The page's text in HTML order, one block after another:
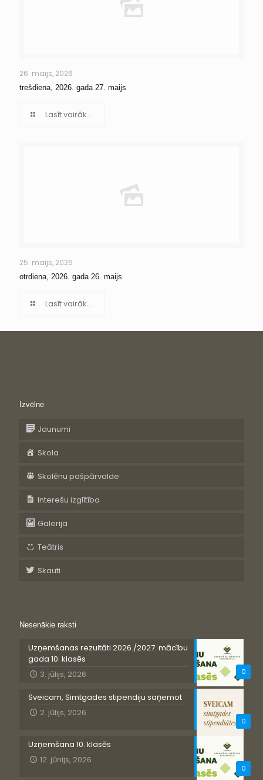
26. maijs, 2026
trešdiena, 2026. gada 27. maijs
Lasīt vairāk...
25. maijs, 2026
otrdiena, 2026. gada 26. maijs
Lasīt vairāk...
Izvēlne
Jaunumi
Skola
Skolēnu pašpārvalde
Interešu izglītība
Galerija
Teātris
Skauti
Nesenākie raksti
0
Uzņemšanas rezultāti 2026./2027. mācību
gada 10. klasēs
3. jūlijs, 2026
0
Sveicam, Simtgades stipendiju saņemot
2. jūlijs, 2026
0
Uzņemšana 10. klasēs
12. jūnijs, 2026